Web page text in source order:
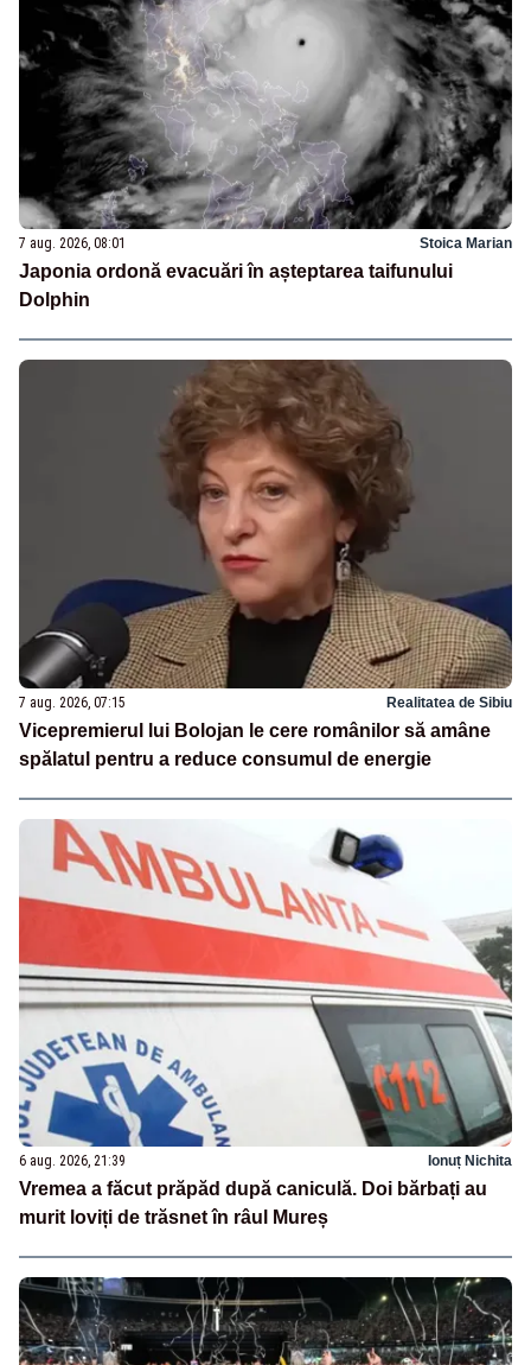
7 aug. 2026, 08:01 Stoica Marian
Japonia ordonă evacuări în așteptarea taifunului
Dolphin
7 aug. 2026, 07:15 Realitatea de Sibiu
Vicepremierul lui Bolojan le cere românilor să amâne
spălatul pentru a reduce consumul de energie
6 aug. 2026, 21:39 Ionuț Nichita
Vremea a făcut prăpăd după caniculă. Doi bărbați au
murit loviți de trăsnet în râul Mureș